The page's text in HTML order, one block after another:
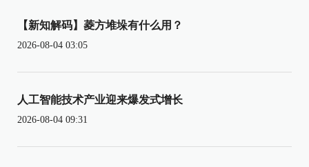
【新知解码】菱方堆垛有什么用？
2026-08-04 03:05
人工智能技术产业迎来爆发式增长
2026-08-04 09:31